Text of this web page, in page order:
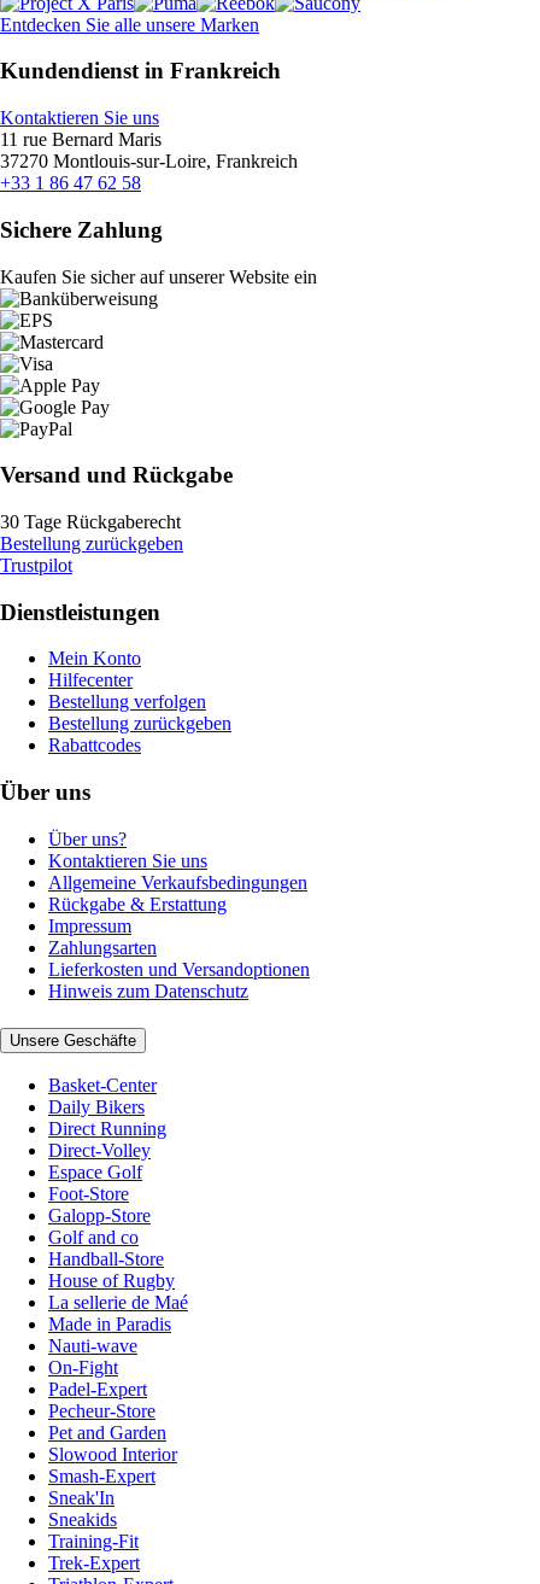
Entdecken Sie alle unsere Marken
Kundendienst in Frankreich
Kontaktieren Sie uns
11 rue Bernard Maris
37270 Montlouis-sur-Loire, Frankreich
+33 1 86 47 62 58
Sichere Zahlung
Kaufen Sie sicher auf unserer Website ein
Versand und Rückgabe
30 Tage Rückgaberecht
Bestellung zurückgeben
Trustpilot
Dienstleistungen
Mein Konto
Hilfecenter
Bestellung verfolgen
Bestellung zurückgeben
Rabattcodes
Über uns
Über uns?
Kontaktieren Sie uns
Allgemeine Verkaufsbedingungen
Rückgabe & Erstattung
Impressum
Zahlungsarten
Lieferkosten und Versandoptionen
Hinweis zum Datenschutz
Unsere Geschäfte
Basket-Center
Daily Bikers
Direct Running
Direct-Volley
Espace Golf
Foot-Store
Galopp-Store
Golf and co
Handball-Store
House of Rugby
La sellerie de Maé
Made in Paradis
Nauti-wave
On-Fight
Padel-Expert
Pecheur-Store
Pet and Garden
Slowood Interior
Smash-Expert
Sneak'In
Sneakids
Training-Fit
Trek-Expert